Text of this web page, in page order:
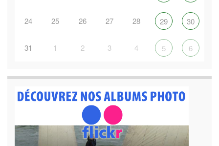
24 25 26 27 28 29 30
31 1 2 3 4 5 6